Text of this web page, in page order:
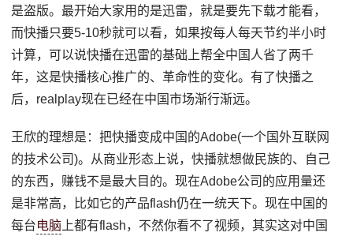
是盗版。最开始大家用的是迅雷，就是要先下载才能看，
而快播只要5-10秒就可以看，如果按每人每天节约半小时
计算，可以说快播在迅雷的基础上帮全中国人省了两千
年，这是快播核心推广的、革命性的变化。有了快播之
后，realplay现在已经在中国市场渐行渐远。
王欣的理想是：把快播变成中国的Adobe(一个国外互联网
的技术公司)。从商业形态上说，快播就想做民族的、自己
的东西，赚钱不是最大目的。现在Adobe公司的应用量还
是非常高，比如它的产品flash仍在一统天下。现在中国的
每台电脑 上都有flash，不然你看不了视频，其实这对中国